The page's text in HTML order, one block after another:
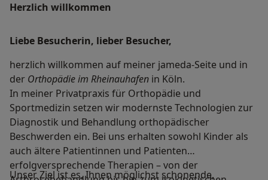
Herzlich willkommen
Liebe Besucherin, lieber Besucher,
herzlich willkommen auf meiner jameda-Seite und in
der Orthopädie im Rheinauhafen in Köln.
In meiner Privatpraxis für Orthopädie und
Sportmedizin setzen wir modernste Technologien zur
Diagnostik und Behandlung orthopädischer
Beschwerden ein. Bei uns erhalten sowohl Kinder als
auch ältere Patientinnen und Patienten
erfolgversprechende Therapien – von der
Unser Ziel ist es, Ihnen möglichst schonende,